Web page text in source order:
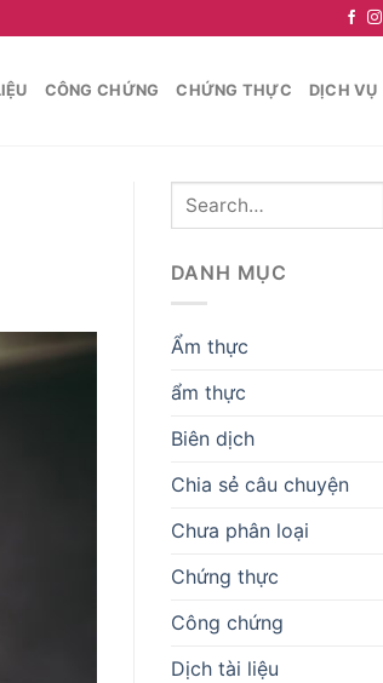
CÔNG CHỨNG CHỨNG THỰC DỊCH VỤ
DANH MỤC
Ẩm thực
ẩm thực
Biên dịch
Chia sẻ câu chuyện
Chưa phân loại
Chứng thực
Công chứng
Dịch tài liệu